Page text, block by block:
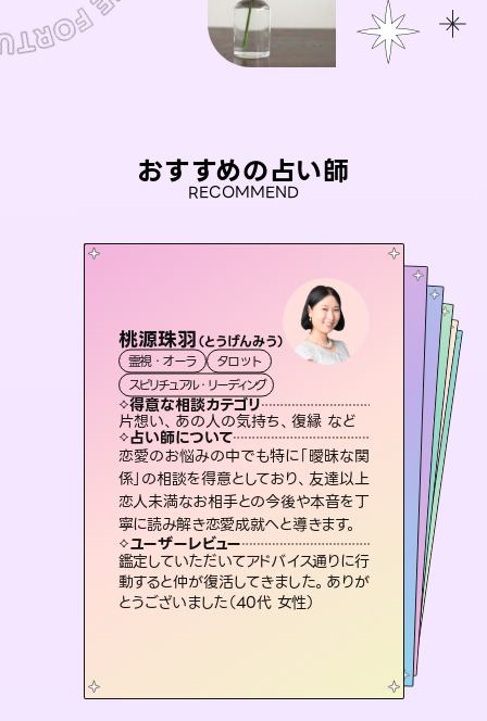
おすすめの占い師
RECOMMEND
桃源珠羽（とうげんみう）
霊視・オーラ
タロット
スピリチュアル・リーディング
得意な相談カテゴリ
片想い、あの人の気持ち、復縁 など
占い師について
恋愛のお悩みの中でも特に「曖昧な関
係」の相談を得意としており、友達以上
恋人未満なお相手との今後や本音を丁
寧に読み解き恋愛成就へと導きます。
ユーザーレビュー
鑑定していただいてアドバイス通りに行
動すると仲が復活してきました。ありが
とうございました（40代 女性）
アイリス -iris-
西洋占星術 タロット
ルーン
得意な相談カテゴリ
恋愛総合、片想い、二人の未来 など
占い師について
復縁、恋愛、不倫の行方、同性愛や片
思い、仕事関係や借金問題まで知りた
いことや心の負担になっていることを
紐解き、背中をそっと押して導きます。
ユーザーレビュー
安心感のあり、言い切ってくれる所や濁
さない鑑定のおかげで、毎回自分の気
持ちを整えられます（30代 男性）
未来視師＊花
霊視・オーラ
スピリチュアル・リーディング
得意な相談カテゴリ
出逢い、片想い、復縁 など
占い師について
未来には何パターンもの選択肢があり
ます。不安で視えにくくなっているあな
たの素敵な未来を見つけ、その未来を
選択できるようアドバイスします。
ユーザーレビュー
職場の人の性質や人間関係、本心など
本当によく視えていてびっくり。対策が
打てて前向きになれます（40代）
セラピスト理恵
霊視・オーラ
スピリチュアル・リーディング
得意な相談カテゴリ
片想い、二人の未来、年の差 など
占い師について
連絡再開、復縁、成就などの報告実績多数。セラピストとして2万超の施術経験があるからこそできる鑑定で、より良い未来をサポートします。
ユーザーレビュー
とても心温まる鑑定でした。しかもこち
らは何も言っていないのに視えていらっ
しゃるんだなと驚きです（30代女性）
おう 霊感オラクル
霊視・オーラ
オラクルカード
得意な相談カテゴリ
恋愛総合、あの人の気持ち など
占い師について
霊視×オラクルカードを使って「今」と
「未来」そして「気になるあの人の気持
ち」まで丁寧に読み解き、恋や人生のヒ
ントを優しく引き出します。
ユーザーレビュー
不安な気持ちが嘘みたいに晴れまし
た…！よく視えていらっしゃるんだなと
感じました（40代 女性）
彗望（すいぼう
霊視・オーラ
スピリチュアル・リーディング
得意な相談カテゴリ
片想い、あの人の気持ち、復縁 など
占い師について
3,700年以上の歴史を持つ東洋最古の
占術「易占」で詳細まで占い、幸せへ向
かう道筋を示します。厳しい結果にも具
体的な対策をお伝えします。
ユーザーレビュー
複雑な背景もしっかり聞いて鑑定して
いただけました。気持ちが楽になりまし
た（50代 女性）